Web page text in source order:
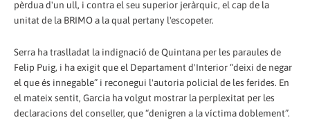
pèrdua d'un ull, i contra el seu superior jeràrquic, el cap de la
unitat de la BRIMO a la qual pertany l'escopeter.
Serra ha traslladat la indignació de Quintana per les paraules de
Felip Puig, i ha exigit que el Departament d'Interior “deixi de negar
el que és innegable” i reconegui l'autoria policial de les ferides. En
el mateix sentit, Garcia ha volgut mostrar la perplexitat per les
declaracions del conseller, que “denigren a la víctima doblement”.